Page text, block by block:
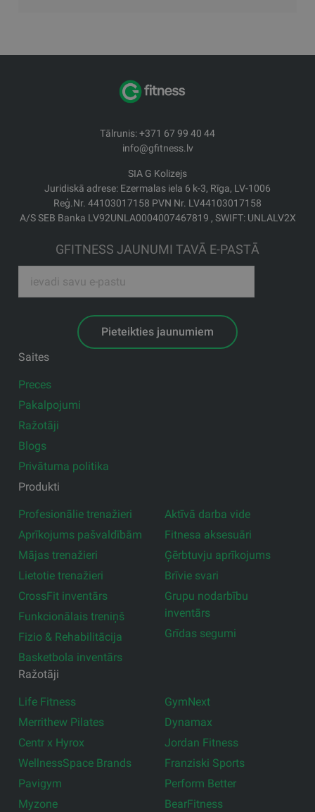
Tālrunis: +371 67 99 40 44
info@gfitness.lv
SIA G Kolizejs
Juridiskā adrese: Ezermalas iela 6 k-3, Rīga, LV-1006
Reģ.Nr. 44103017158 PVN Nr. LV44103017158
A/S SEB Banka LV92UNLA0004007467819 , SWIFT: UNLALV2X
GFITNESS JAUNUMI TAVĀ E-PASTĀ
Pieteikties jaunumiem
Saites
Preces
Pakalpojumi
Ražotāji
Blogs
Privātuma politika
Produkti
Profesionālie trenažieri
Aprīkojums pašvaldībām
Mājas trenažieri
Lietotie trenažieri
CrossFit inventārs
Funkcionālais treniņš
Fizio & Rehabilitācija
Basketbola inventārs
Aktīvā darba vide
Fitnesa aksesuāri
Ģērbtuvju aprīkojums
Brīvie svari
Grupu nodarbību
inventārs
Grīdas segumi
Ražotāji
Life Fitness
Merrithew Pilates
Centr x Hyrox
WellnessSpace Brands
Pavigym
Myzone
GymNext
Dynamax
Jordan Fitness
Franziski Sports
Perform Better
BearFitness